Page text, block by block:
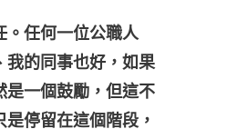
。任何一位公職人
我的同事也好，如果
是一個鼓勵，但這不
是停留在這個階段，